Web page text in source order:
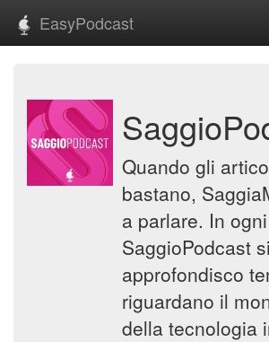
EasyPodcast
Quando gli
bastano,
a parlare. In
SaggioPodcast si
approfondisco
riguardano il
della tecnologia